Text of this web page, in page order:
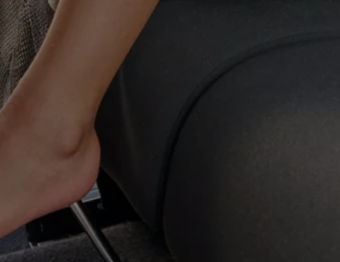
Kundeninformationen
Volkswagen Kundenbetreuung
Warn- und Kontrollleuchten
Assistenzsysteme
Digitale Betriebsanleitung
Live Beratung
Lifestyle
Transport
Familie
Elektromobilität
Volkswagen R
Pannen- und Unfallhilfe
Volkswagen Kundenbetreuung